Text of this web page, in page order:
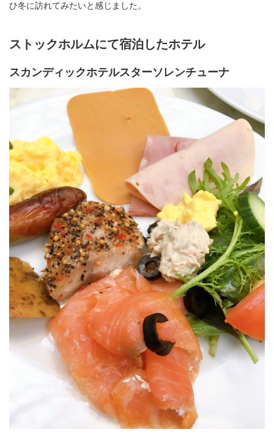
ひ冬に訪れてみたいと感じました。
ストックホルムにて宿泊したホテル
スカンディックホテルスターソレンチューナ